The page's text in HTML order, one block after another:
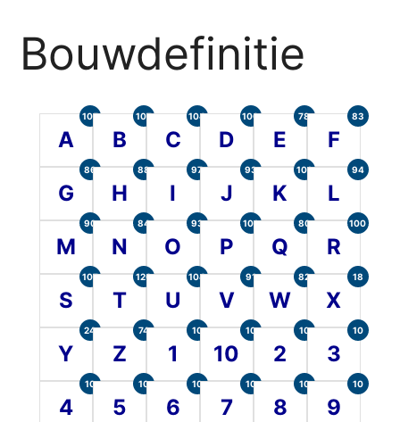
Bouwdefinitie
A
105
B
107
C
104
D
100
E
78
F
83
G
86
H
88
I
97
J
93
K
101
L
94
M
90
N
84
O
93
P
101
Q
80
R
100
S
107
T
120
U
104
V
91
W
82
X
18
Y
24
Z
74
1
10
10
10
2
10
3
10
4
10
5
10
6
10
7
10
8
10
9
10